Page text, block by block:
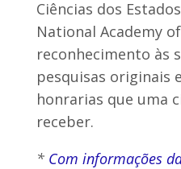
Ciências dos
National Academy
reconhecimento às
pesquisas originais
honrarias que uma
receber.
* Com informações